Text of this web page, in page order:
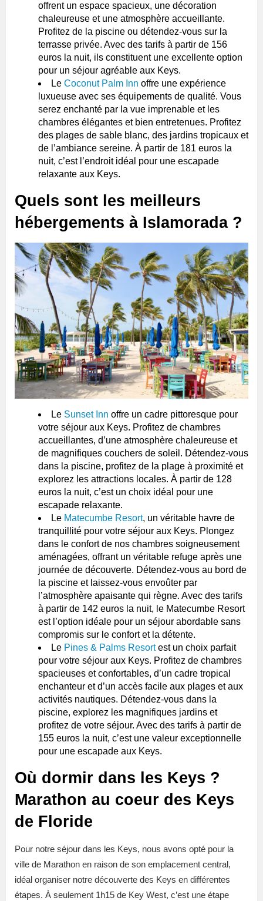
offrent un espace spacieux, une décoration
chaleureuse et une atmosphère accueillante.
Profitez de la piscine ou détendez-vous sur la
terrasse privée. Avec des tarifs à partir de 156
euros la nuit, ils constituent une excellente option
pour un séjour agréable aux Keys.
Le Coconut Palm Inn offre une expérience
luxueuse avec ses équipements de qualité. Vous
serez enchanté par la vue imprenable et les
chambres élégantes et bien entretenues. Profitez
des plages de sable blanc, des jardins tropicaux et
de l’ambiance sereine. À partir de 181 euros la
nuit, c’est l’endroit idéal pour une escapade
relaxante aux Keys.
Quels sont les meilleurs
hébergements à Islamorada ?
Le Sunset Inn offre un cadre pittoresque pour
votre séjour aux Keys. Profitez de chambres
accueillantes, d’une atmosphère chaleureuse et
de magnifiques couchers de soleil. Détendez-vous
dans la piscine, profitez de la plage à proximité et
explorez les attractions locales. À partir de 128
euros la nuit, c’est un choix idéal pour une
escapade relaxante.
Le Matecumbe Resort, un véritable havre de
tranquillité pour votre séjour aux Keys. Plongez
dans le confort de nos chambres soigneusement
aménagées, offrant un véritable refuge après une
journée de découverte. Détendez-vous au bord de
la piscine et laissez-vous envoûter par
l’atmosphère apaisante qui règne. Avec des tarifs
à partir de 142 euros la nuit, le Matecumbe Resort
est l’option idéale pour un séjour abordable sans
compromis sur le confort et la détente.
Le Pines & Palms Resortest un choix parfait
pour votre séjour aux Keys. Profitez de chambres
spacieuses et confortables, d’un cadre tropical
enchanteur et d’un accès facile aux plages et aux
activités nautiques. Détendez-vous dans la
piscine, explorez les magnifiques jardins et
profitez de votre séjour. Avec des tarifs à partir de
155 euros la nuit, c’est une valeur exceptionnelle
pour une escapade aux Keys.
Où dormir dans les Keys ?
Marathon au coeur des Keys
de Floride
Pour notre séjour dans les Keys, nous avons opté pour la
ville de Marathon en raison de son emplacement central,
idéal organiser notre découverte des Keys en différentes
étapes. À seulement 1h15 de Key West, c’est une étape